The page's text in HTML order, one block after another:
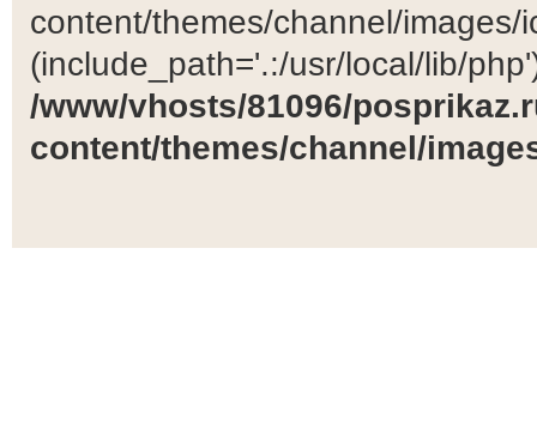
content/themes/channel/images/
(include_path='.:/usr/local/lib/
/www/vhosts/81096/
content/themes/channel/